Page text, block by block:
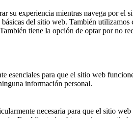
su experiencia mientras navega por el
del sitio web. También
tiene la opción de optar por no
esenciales para que el sitio web
información personal.
necesaria para que el sitio